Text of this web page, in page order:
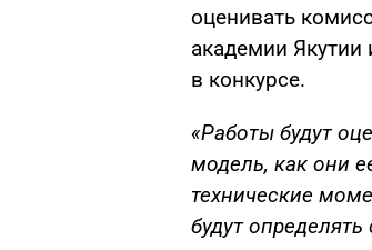
оценивать
академии Якутии
в конкурсе.
«Работы будут
модель, как они
технические
будут определять